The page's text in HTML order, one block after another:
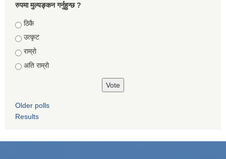
रुपमा मुल्यङ्कन गर्नुहुन्छ ?
Choices
ठिकै
उत्कृट
राम्रो
अति राम्रो
Older polls
Results